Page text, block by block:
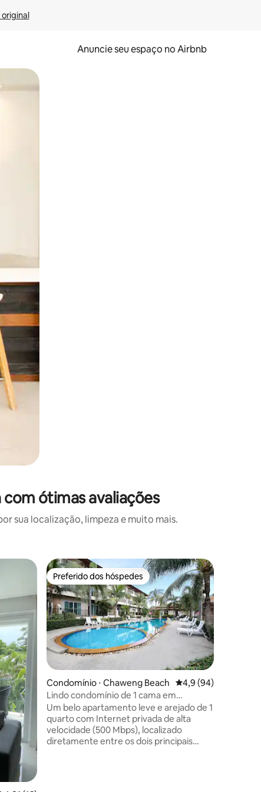
Anuncie seu espaço no Airbnb
o dedo na tela.
ótimas avaliações
sua localização, limpeza e muito mais.
Preferido dos hóspedes
Preferido dos hóspedes
Condomínio ⋅ Chaweng Beach 4,9 de uma
4,9 (94)
Lindo condomínio de 1 cama em
Whispering Palms
Um belo apartamento leve e arejado de 1
quarto com Internet privada de alta
velocidade (500 Mbps), localizado
diretamente entre os dois principais